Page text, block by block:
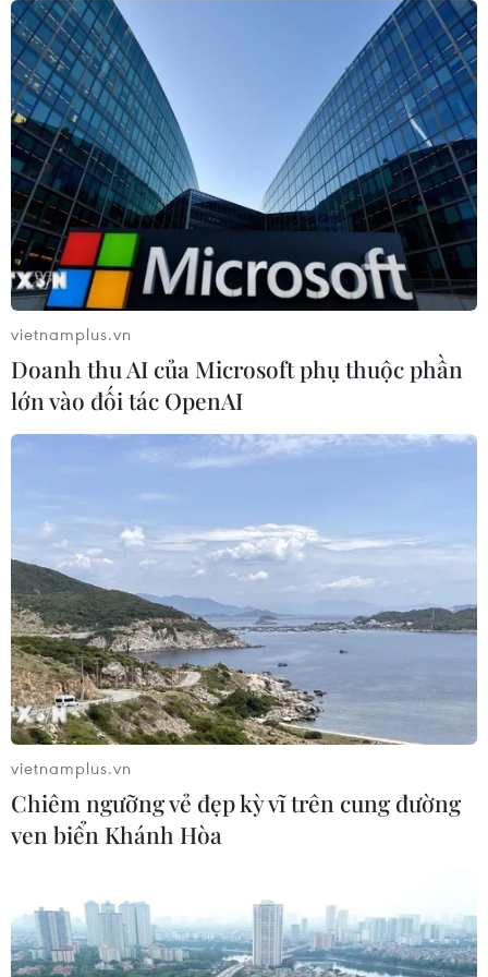
đặt mục tiêu giành 3 điểm ngay trên
sân Indonesia'
02/08/2026 13:04
Cục diện ASEAN Cup 2026: Kịch bản
đưa đội tuyển Việt Nam vào bán kết
02/08/2026 02:56
Đội tuyển Futsal Việt Nam gây bất
Xem trực tiếp trận Thái Lan-
Malaysia tại ASEAN Cup 2026 trên
01/08/2026 08:41
Đình Bắc gây thất vọng trước
Singapore, điều gì đang xảy ra với
tuyển Việt Nam?
01/08/2026 03:00
CƠ QUAN CHỦ QUẢN: THÔNG TẤN XÃ VIỆT NAM
vietnamplus.vn
Doanh thu AI của Microsoft phụ thuộc phần
lớn vào đối tác OpenAI
vietnamplus.vn
Chiêm ngưỡng vẻ đẹp kỳ vĩ trên cung đường
ven biển Khánh Hòa